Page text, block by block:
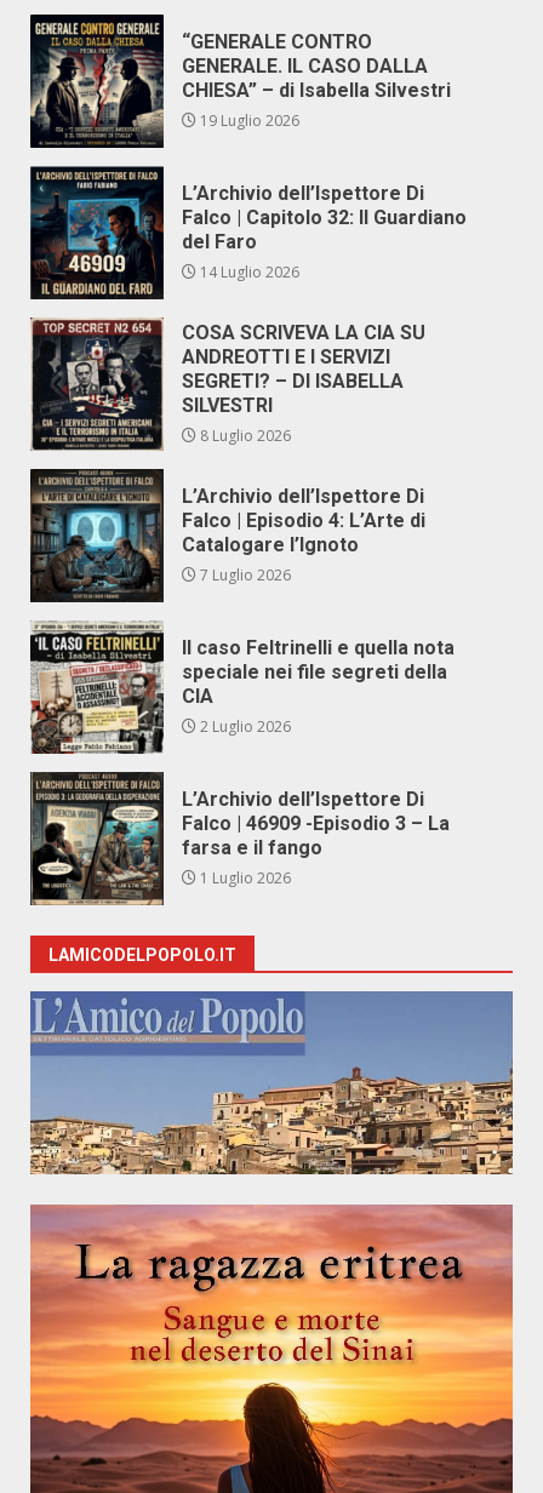
“GENERALE CONTRO
GENERALE. IL CASO DALLA
CHIESA” – di Isabella Silvestri
19 Luglio 2026
L’Archivio dell’Ispettore Di
Falco | Capitolo 32: Il Guardiano
del Faro
14 Luglio 2026
COSA SCRIVEVA LA CIA SU
ANDREOTTI E I SERVIZI
SEGRETI? – DI ISABELLA
SILVESTRI
8 Luglio 2026
L’Archivio dell’Ispettore Di
Falco | Episodio 4: L’Arte di
Catalogare l’Ignoto
7 Luglio 2026
Il caso Feltrinelli e quella nota
speciale nei file segreti della
CIA
2 Luglio 2026
L’Archivio dell’Ispettore Di
Falco | 46909 -Episodio 3 – La
farsa e il fango
1 Luglio 2026
LAMICODELPOPOLO.IT